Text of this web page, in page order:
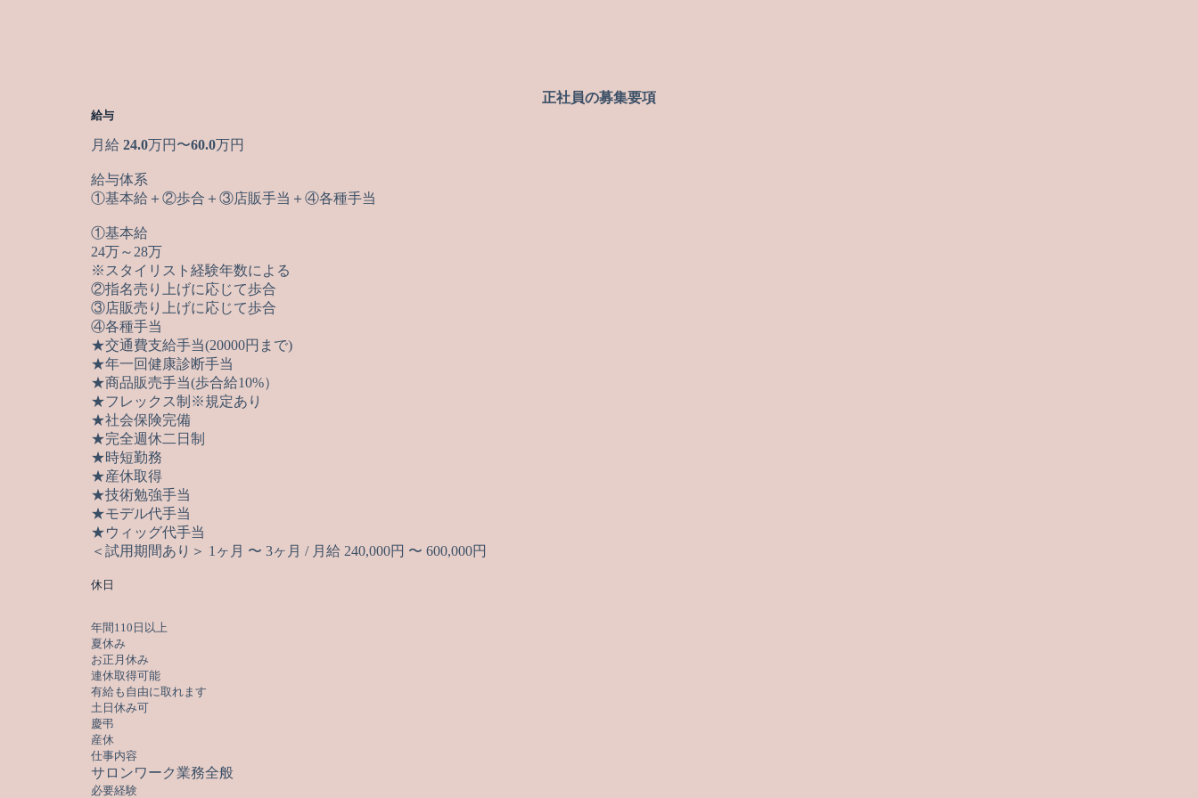
正社員の募集要項
給与
月給 24.0万円〜60.0万円
給与体系
①基本給＋②歩合＋③店販手当＋④各種手当
①基本給
24万～28万
※スタイリスト経験年数による
②指名売り上げに応じて歩合
③店販売り上げに応じて歩合
④各種手当
★交通費支給手当(20000円まで)
★年一回健康診断手当
★商品販売手当(歩合給10%）
★フレックス制※規定あり
★社会保険完備
★完全週休二日制
★時短勤務
★産休取得
★技術勉強手当
★モデル代手当
★ウィッグ代手当
＜試用期間あり＞ 1ヶ月 〜 3ヶ月 / 月給 240,000円 〜 600,000円
休日
年間110日以上
夏休み
お正月休み
連休取得可能
有給も自由に取れます
土日休み可
慶弔
産休
仕事内容
サロンワーク業務全般
必要経験